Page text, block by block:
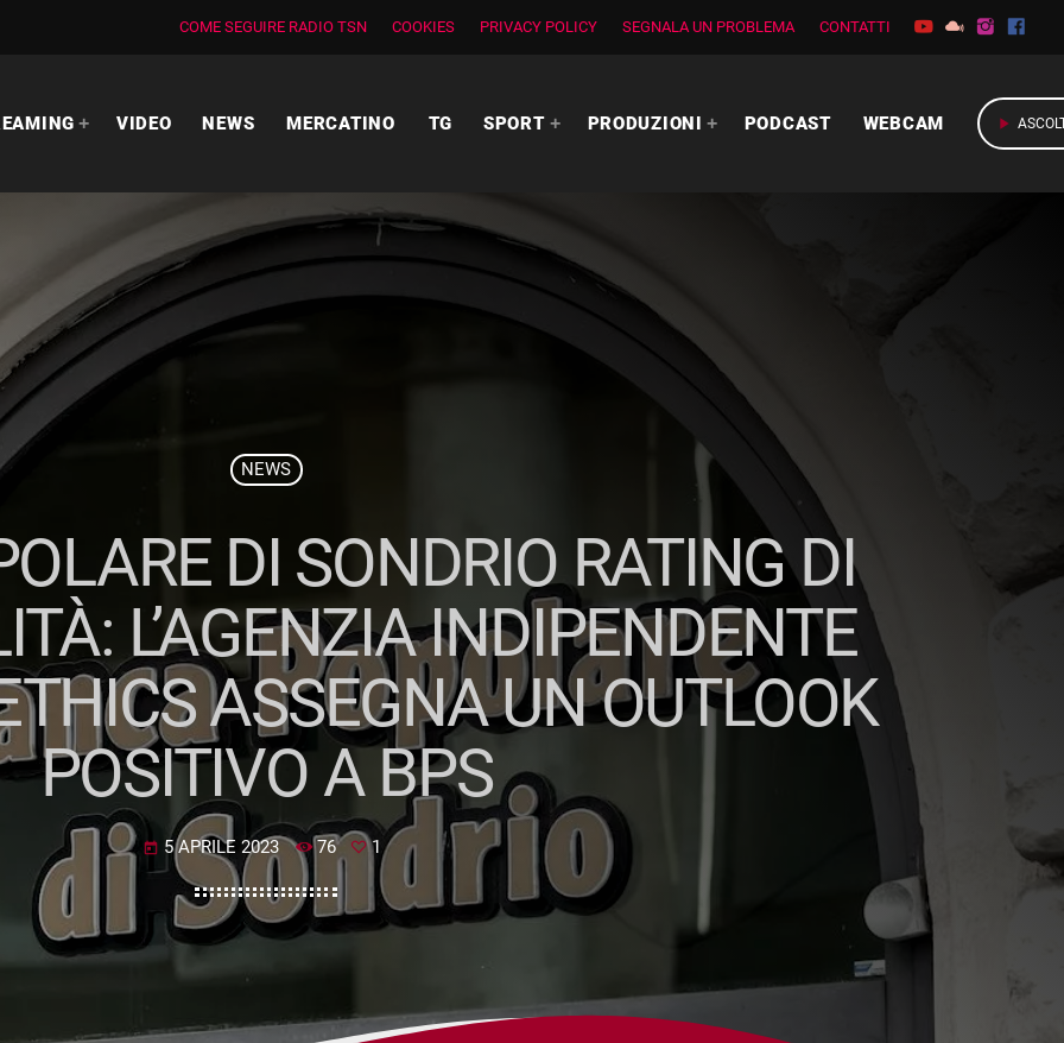
COME SEGUIRE RADIO TSN COOKIES PRIVACY POLICY SEGNALA UN PROBLEMA CONTATTI
VIDEO NEWS MERCATINO TG SPORT PRODUZIONI PODCAST WEBCAM play_arrow
NEWS
DI SONDRIO RATING DI
L’AGENZIA INDIPENDENTE
ASSEGNA UN OUTLOOK
POSITIVO A BPS
today 5 APRILE 2023 76 1